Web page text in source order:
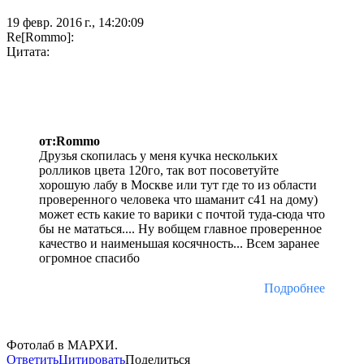
19 февр. 2016 г., 14:20:09
Re[Rommo]:
Цитата:
от:Rommo
Друзья скопилась у меня кучка нескольких
ролликов цвета 120го, так вот посоветуйте
хорошую лабу в Москве или тут где то из области
проверенного человека что шаманит с41 на дому)
может есть какие то варики с почтой туда-сюда что
бы не мататься.... Ну вобщем главное проверенное
качество и наименьшая косячность... Всем заранее
огромное спасибо
Подробнее
Фотолаб в МАРХИ.
ОтветитьЦитироватьПоделиться